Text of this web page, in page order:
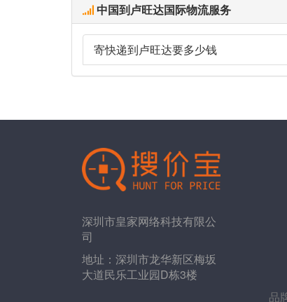
中国到卢旺达国际物流服务
寄快递到卢旺达要多少钱
深圳市皇家网络科技有限公
司
地址：深圳市龙华新区梅坂
大道民乐工业园D栋3楼
品